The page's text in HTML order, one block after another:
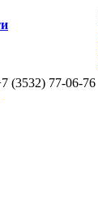
(3532) 77-06-76